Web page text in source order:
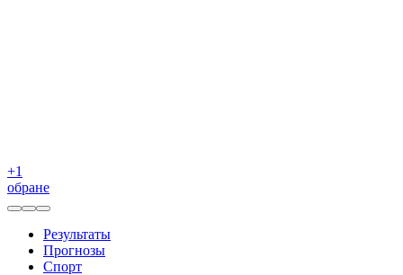
+1
обране
Результаты
Прогнозы
Спорт